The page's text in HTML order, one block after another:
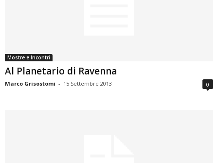
Mostre e Incontri
Al Planetario di Ravenna
Marco Grisostomi - 15 Settembre 2013 0